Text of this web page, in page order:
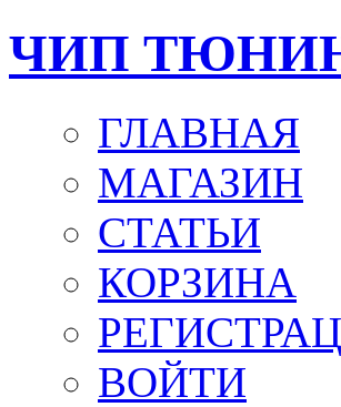
ЧИП
ГЛАВНАЯ
МАГАЗИН
СТАТЬИ
КОРЗИНА
ВОЙТИ